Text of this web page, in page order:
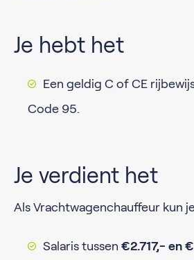
Je hebt het
Een geldig C of CE
Code 95.
Je verdient het
Als Vrachtwagenchauffeur kun
Salaris tussen €2.717,- en